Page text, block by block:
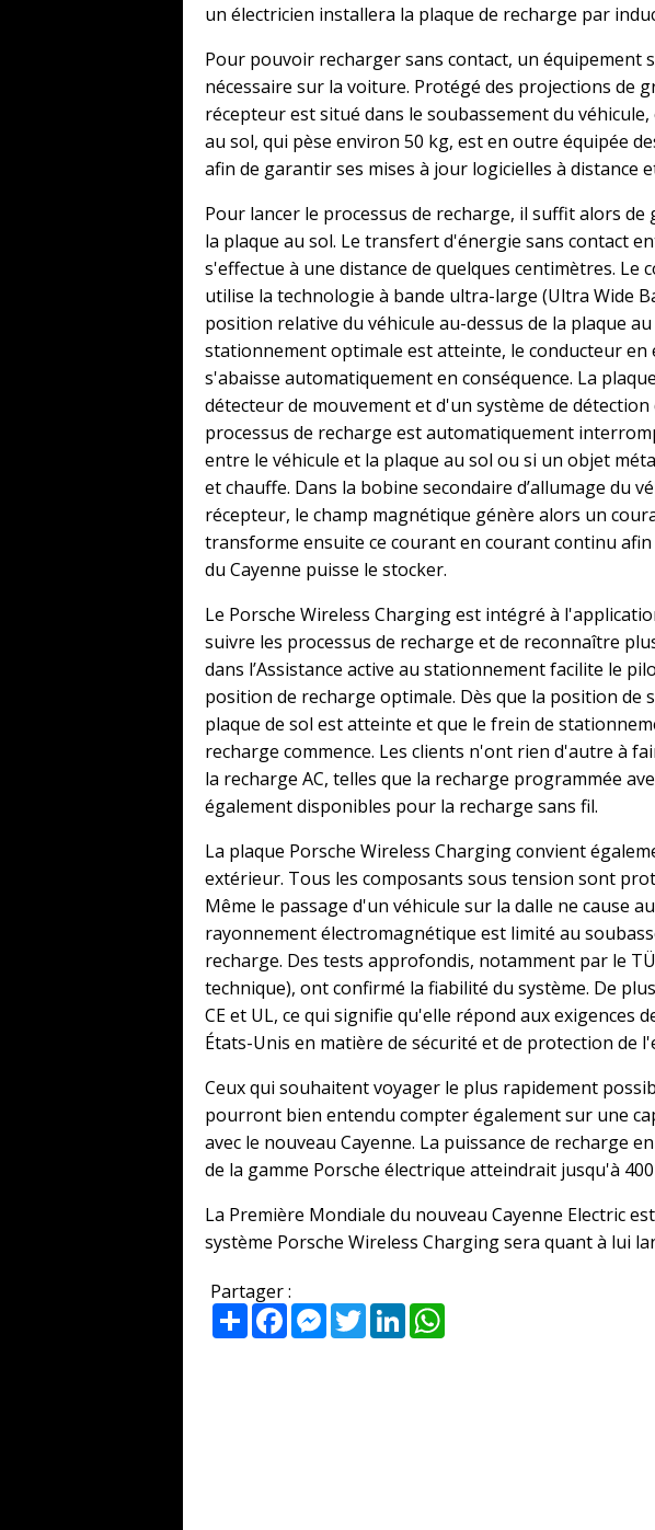
un électricien installera la plaque de recharge par
Pour pouvoir recharger sans contact, un équipement
nécessaire sur la voiture. Protégé des projections de
récepteur est situé dans le soubassement du
au sol, qui pèse environ 50 kg, est en outre équipée
afin de garantir ses mises à jour logicielles à distance
Pour lancer le processus de recharge, il suffit alors de
la plaque au sol. Le transfert d'énergie sans contact
s'effectue à une distance de quelques centimètres. Le
utilise la technologie à bande ultra-large (Ultra Wide
position relative du véhicule au-dessus de la plaque
stationnement optimale est atteinte, le conducteur en
s'abaisse automatiquement en conséquence. La
détecteur de mouvement et d'un système de
processus de recharge est automatiquement
entre le véhicule et la plaque au sol ou si un objet
et chauffe. Dans la bobine secondaire d’allumage du
récepteur, le champ magnétique génère alors un
transforme ensuite ce courant en courant continu
du Cayenne puisse le stocker.
Le Porsche Wireless Charging est intégré à
suivre les processus de recharge et de reconnaître
dans l’Assistance active au stationnement facilite le
position de recharge optimale. Dès que la position de
plaque de sol est atteinte et que le frein de
recharge commence. Les clients n'ont rien d'autre à
la recharge AC, telles que la recharge programmée
également disponibles pour la recharge sans fil.
La plaque Porsche Wireless Charging convient
extérieur. Tous les composants sous tension sont
Même le passage d'un véhicule sur la dalle ne cause
rayonnement électromagnétique est limité au
recharge. Des tests approfondis, notamment par le
technique), ont confirmé la fiabilité du système. De
CE et UL, ce qui signifie qu'elle répond aux exigences
États-Unis en matière de sécurité et de protection de
Ceux qui souhaitent voyager le plus rapidement
pourront bien entendu compter également sur une
avec le nouveau Cayenne. La puissance de recharge
de la gamme Porsche électrique atteindrait jusqu'à 400
La Première Mondiale du nouveau Cayenne Electric
système Porsche Wireless Charging sera quant à lui
Partager :
PartagerFacebookMessenger
TwitterLinkedIn